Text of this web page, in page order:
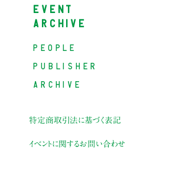
EVENT
ARCHIVE
PEOPLE
PUBLISHER
ARCHIVE
特定商取引法に基づく表記
イベントに関するお問い合わせ